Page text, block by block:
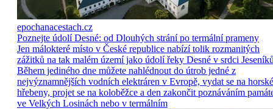
epochanacestach.cz
Poznejte údolí Desné: od Dlouhých strání po termální prameny
Jen málokteré místo v České republice nabízí tolik rozmanitých
zážitků na tak malém území jako údolí řeky Desné v srdci
Během jediného dne můžete nahlédnout do útrob jedné z
nejvýznamnějších vodních elektráren v Evropě, vydat se na horské
hřebeny, projet se na koloběžce a den zakončit poznáváním
ve Velkých Losinách nebo v termálním